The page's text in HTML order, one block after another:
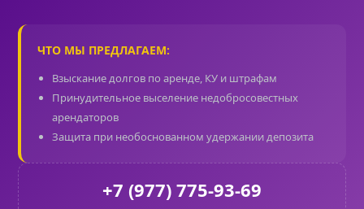
ЧТО МЫ ПРЕДЛАГАЕМ:
Взыскание долгов по аренде, КУ и штрафам
Принудительное выселение недобросовестных
арендаторов
Защита при необоснованном удержании депозита
+7 (977) 775-93-69